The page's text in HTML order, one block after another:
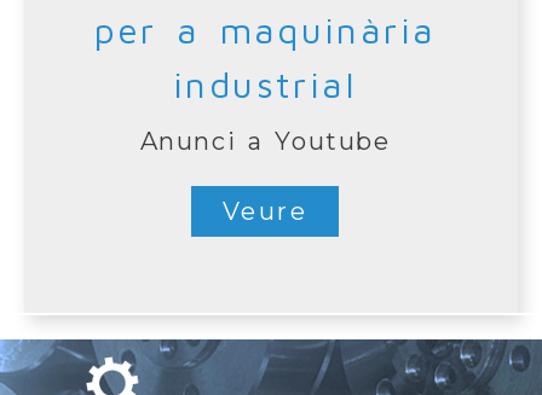
per a maquinària
industrial
Anunci a Youtube
Veure